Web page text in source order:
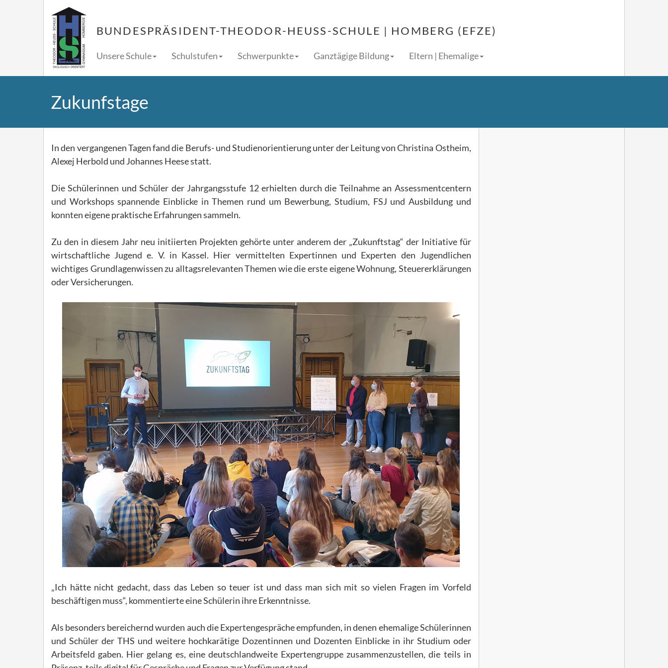
BUNDESPRÄSIDENT-THEODOR-HEUSS-SCHULE | HOMBERG (EFZE)
Unsere Schule Schulstufen Schwerpunkte Ganztägige Bildung Eltern | Ehemalige
Zukunfstage
In den vergangenen Tagen fand die Berufs- und Studienorientierung unter der Leitung von Christina Ostheim,
Alexej Herbold und Johannes Heese statt.
Die Schülerinnen und Schüler der Jahrgangsstufe 12 erhielten durch die Teilnahme an Assessmentcentern
und Workshops spannende Einblicke in Themen rund um Bewerbung, Studium, FSJ und Ausbildung und
konnten eigene praktische Erfahrungen sammeln.
Zu den in diesem Jahr neu initiierten Projekten gehörte unter anderem der „Zukunftstag“ der Initiative für
wirtschaftliche Jugend e. V. in Kassel. Hier vermittelten Expertinnen und Experten den Jugendlichen
wichtiges Grundlagenwissen zu alltagsrelevanten Themen wie die erste eigene Wohnung, Steuererklärungen
oder Versicherungen.
„Ich hätte nicht gedacht, dass das Leben so teuer ist und dass man sich mit so vielen Fragen im Vorfeld
beschäftigen muss“, kommentierte eine Schülerin ihre Erkenntnisse.
Als besonders bereichernd wurden auch die Expertengespräche empfunden, in denen ehemalige Schülerinnen
und Schüler der THS und weitere hochkarätige Dozentinnen und Dozenten Einblicke in ihr Studium oder
Arbeitsfeld gaben. Hier gelang es, eine deutschlandweite Expertengruppe zusammenzustellen, die teils in